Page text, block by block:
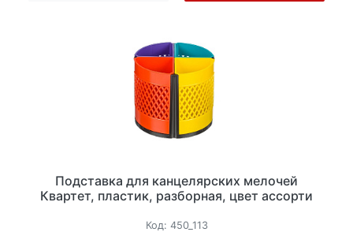
Подставка для канцелярских мелочей
Квартет, пластик, разборная, цвет ассорти
Код: 450_113